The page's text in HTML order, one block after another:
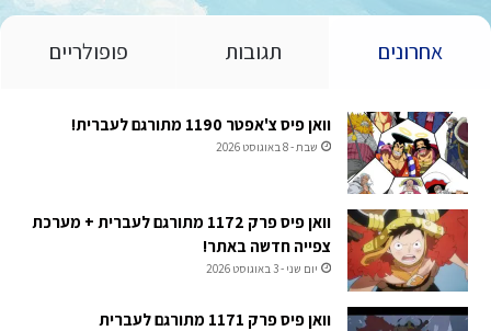
אחרונים תגובות פופולריים
וואן פיס צ'אפטר 1190 מתורגם לעברית!
שבת - 8 באוגוסט 2026
וואן פיס פרק 1172 מתורגם לעברית + מערכת
צפייה חדשה באתר!
יום שני - 3 באוגוסט 2026
וואן פיס פרק 1171 מתורגם לעברית